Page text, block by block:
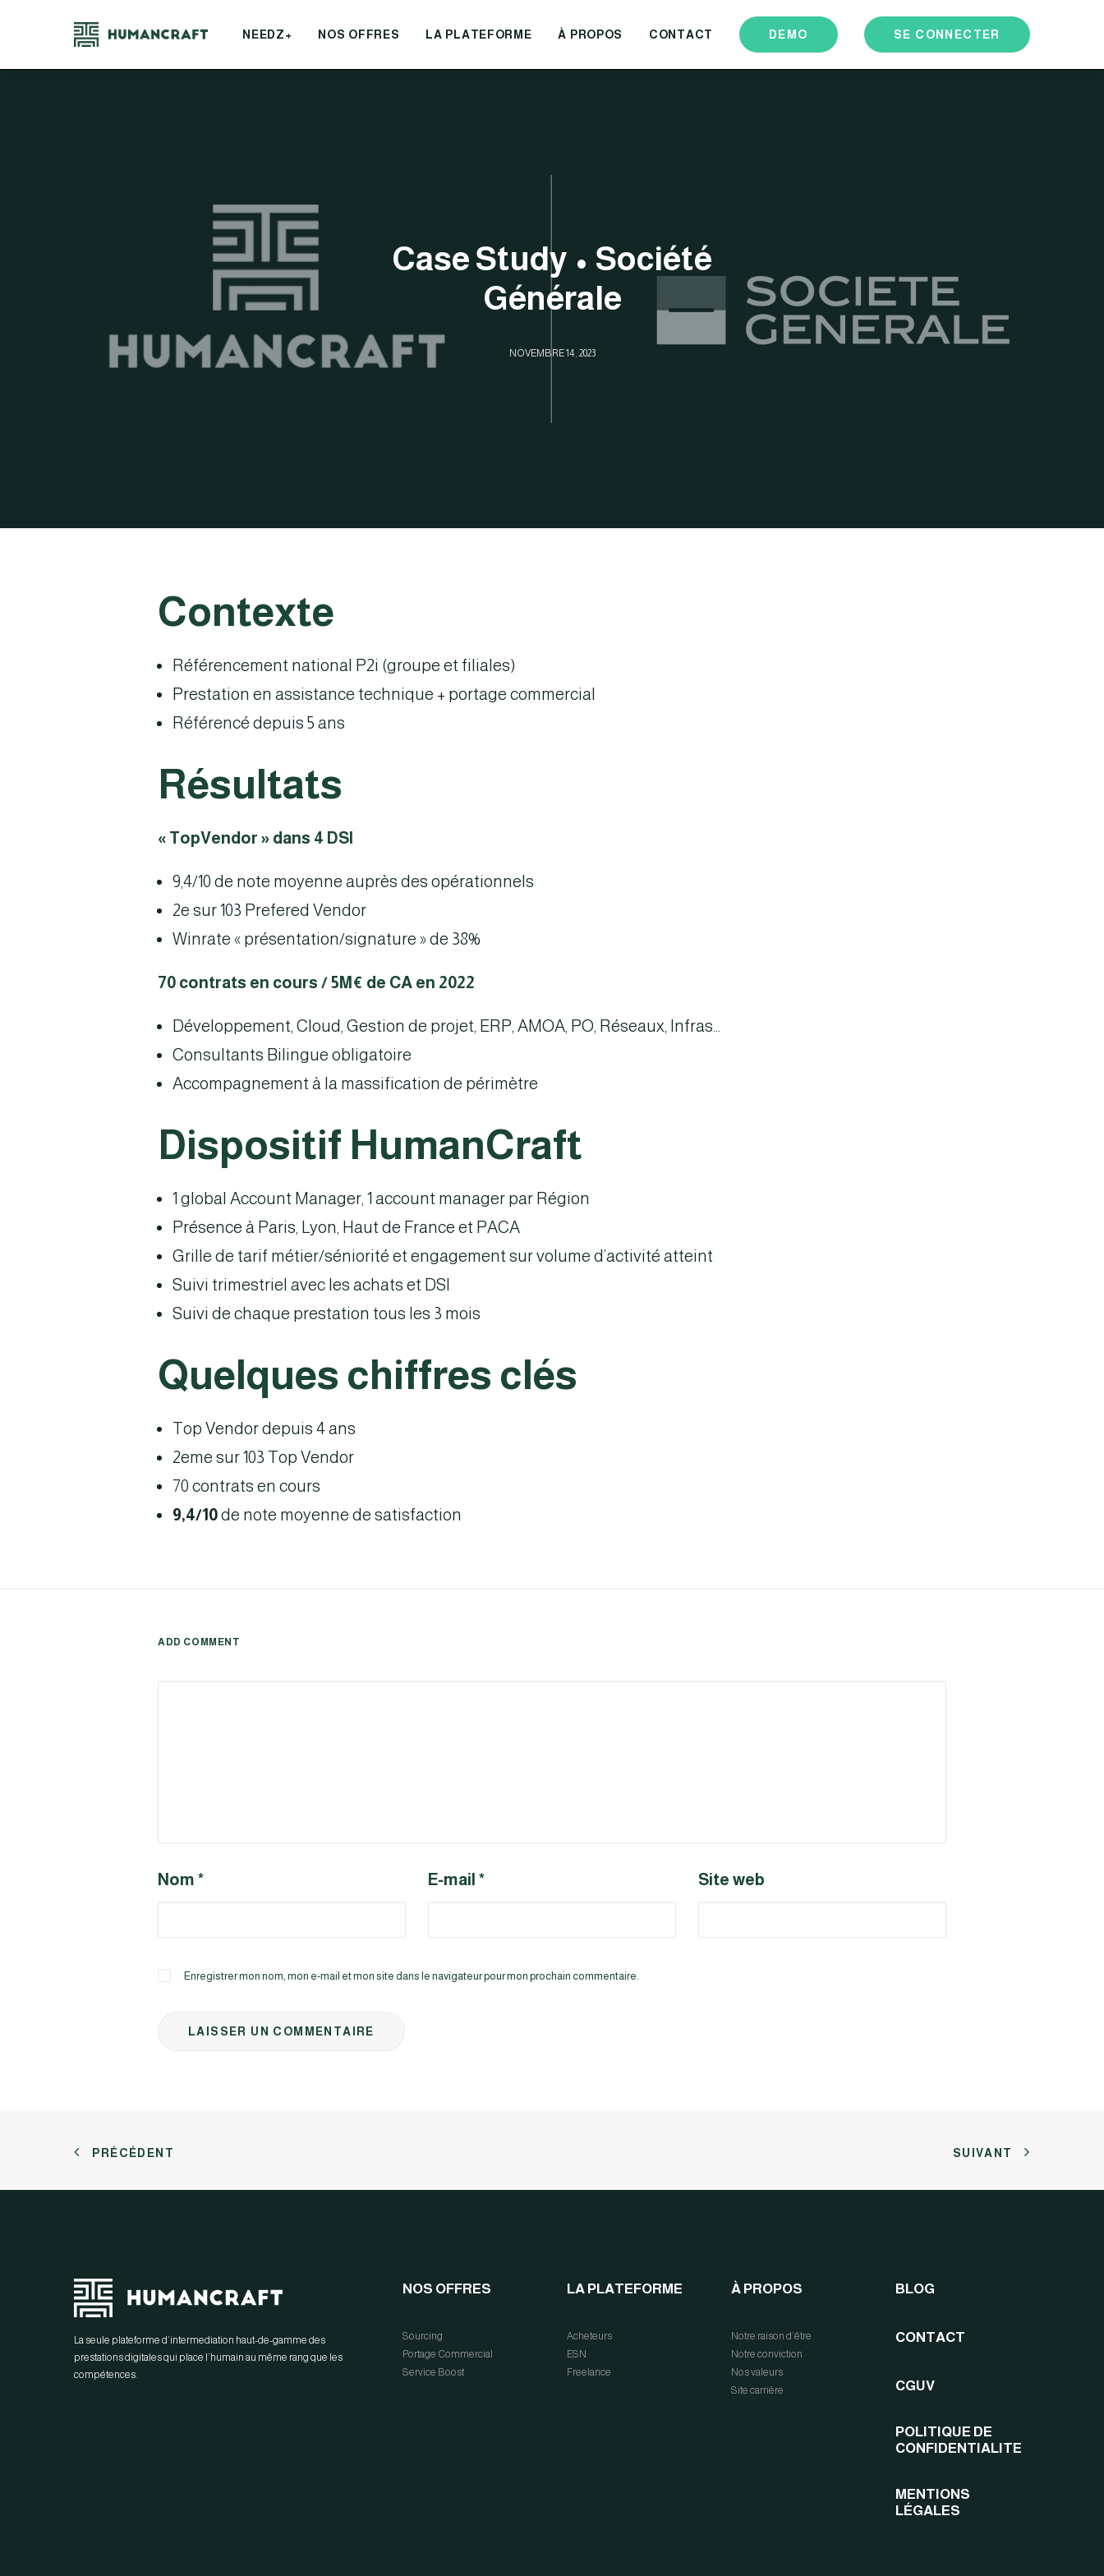
NEEDZ+ NOS OFFRES LA PLATEFORME À PROPOS CONTACT DEMO SE CONNECTER
Case Study • Société
Générale
NOVEMBRE 14, 2023
Contexte
Référencement national P2i (groupe et filiales)
Prestation en assistance technique + portage commercial
Référencé depuis 5 ans
Résultats
« TopVendor » dans 4 DSI
9,4/10 de note moyenne auprès des opérationnels
2e sur 103 Prefered Vendor
Winrate « présentation/signature » de 38%
70 contrats en cours / 5M€ de CA en 2022
Développement, Cloud, Gestion de projet, ERP, AMOA, PO, Réseaux, Infras…
Consultants Bilingue obligatoire
Accompagnement à la massification de périmètre
Dispositif HumanCraft
1 global Account Manager, 1 account manager par Région
Présence à Paris, Lyon, Haut de France et PACA
Grille de tarif métier/séniorité et engagement sur volume d’activité atteint
Suivi trimestriel avec les achats et DSI
Suivi de chaque prestation tous les 3 mois
Quelques chiffres clés
Top Vendor depuis 4 ans
2eme sur 103 Top Vendor
70 contrats en cours
9,4/10de note moyenne de satisfaction
ADD COMMENT
Nom * E-mail * Site web
Enregistrer mon nom, mon e-mail et mon site dans le navigateur pour mon prochain commentaire.
PRÉCÉDENT SUIVANT
La seule plateforme d’intermediation haut-de-gamme des
prestations digitales qui place l’humain au même rang que les
compétences.
NOS OFFRES
Sourcing
Portage Commercial
Service Boost
LA PLATEFORME
Acheteurs
ESN
Freelance
À PROPOS
Notre raison d’être
Notre conviction
Nos valeurs
Site carrière
BLOG
CONTACT
CGUV
POLITIQUE DE
CONFIDENTIALITE
MENTIONS
LÉGALES